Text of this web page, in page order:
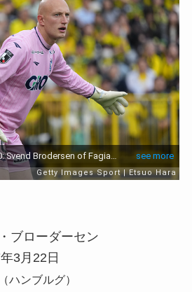
ブローダーセン
3月22日
（ハンブルグ）